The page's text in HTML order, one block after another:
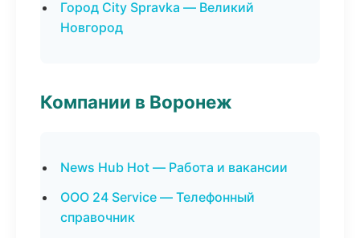
Город City Spravka — Великий
Новгород
Компании в Воронеж
News Hub Hot — Работа и вакансии
ООО 24 Service — Телефонный
справочник